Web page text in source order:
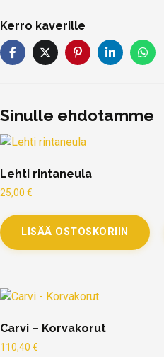
Kerro kaverille
Sinulle ehdotamme
Lehti rintaneula
25,00 €
LISÄÄ OSTOSKORIIN
Carvi – Korvakorut
110,40 €